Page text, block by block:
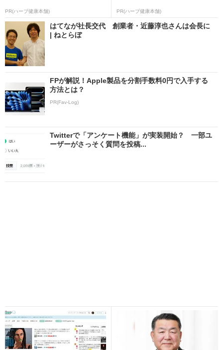
PR(ハーブ健康本舗) PR(ハーブ健康本舗)
はてなが社長交代 創業者・近藤淳也さんは会長に
| ねとらぼ
FPが解説！Apple製品を分割手数料0円で入手する
方法とは？
PR(Fav-Log)
Twitterで「アンケート機能」が実装開始？ 一部ユ
ーザーがさっそく質問を投稿...